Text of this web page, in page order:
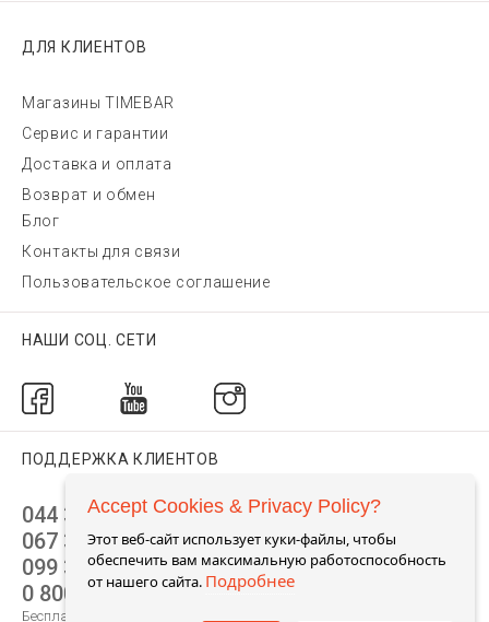
ДЛЯ КЛИЕНТОВ
Магазины TIMEBAR
Сервис и гарантии
Доставка и оплата
Возврат и обмен
Блог
Контакты для связи
Пользовательское соглашение
НАШИ СОЦ. СЕТИ
ПОДДЕРЖКА КЛИЕНТОВ
044 392 44 45
067 344 14 44 (viber)
099 399 23 80
0 800 305 805
Бесплатно по Украине
Accept Cookies & Privacy Policy?
Этот веб-сайт использует куки-файлы, чтобы
обеспечить вам максимальную работоспособность
от нашего сайта. Подробнее